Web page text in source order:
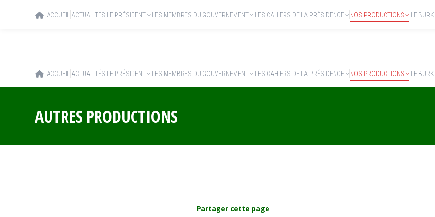
ACCUEIL ACTUALITÉS LE PRÉSIDENT LES MEMBRES DU GOUVERNEMENT LES CAHIERS DE LA PRÉSIDENCE NOS PRODUCTIONS LE
AUTRES PRODUCTIONS
Partager cette page
ACCUEIL ACTUALITÉS LE PRÉSIDENT LES MEMBRES DU GOUVERNEMENT LES CAHIERS DE LA PRÉSIDENCE NOS PRODUCTIONS LE